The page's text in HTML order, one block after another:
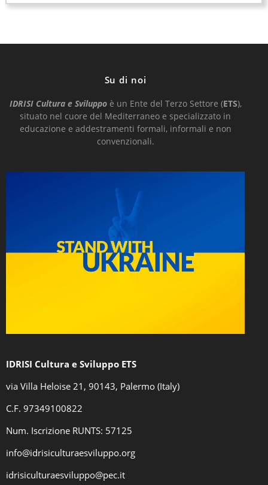
Su di noi
IDRISI Cultura e Sviluppoè un Ente del Terzo Settore (ETS),
situato nel cuore del Mediterraneo e specializzato in
educazione e addestramenti formali, informali e non
convenzionali.
IDRISI Cultura e Sviluppo ETS
via Villa Heloise 21, 90143, Palermo (Italy)
C.F. 97349100822
Num. Iscrizione RUNTS: 57125
info@idrisiculturaesviluppo.org
idrisiculturaesviluppo@pec.it